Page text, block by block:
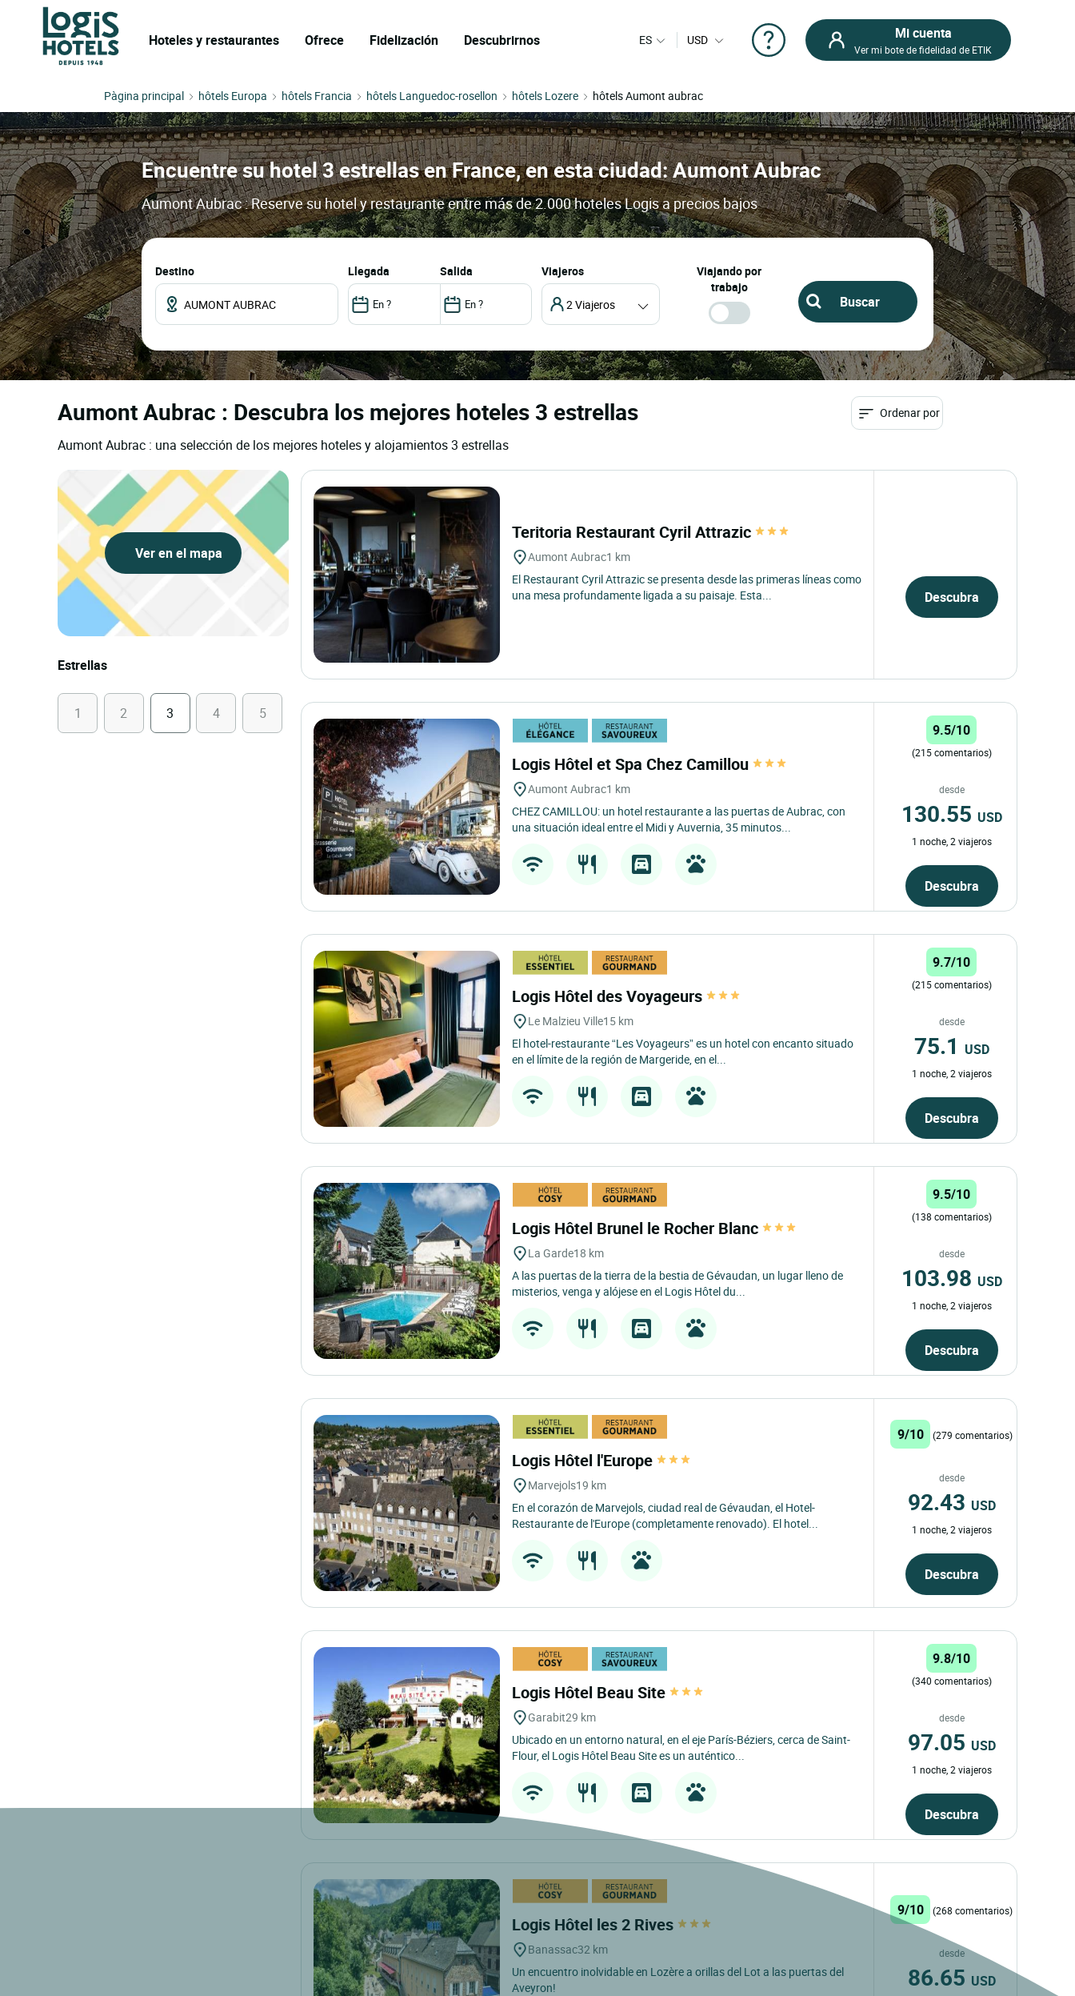
Hoteles y restaurantes Ofrece Fidelización Descubrirnos ES USD Mi cuenta
Ver mi bote de fidelidad de ETIK
Pàgina principal hôtels Europa hôtels Francia hôtels Languedoc-rosellon hôtels Lozere hôtels Aumont aubrac
Encuentre su hotel 3 estrellas en France, en esta ciudad: Aumont Aubrac
Aumont Aubrac : Reserve su hotel y restaurante entre más de 2.000 hoteles Logis a precios bajos
Destino llegada salida Viajeros
2 Viajeros
Viajando por
trabajo
Aumont Aubrac : Descubra los mejores hoteles 3 estrellas
Aumont Aubrac : una selección de los mejores hoteles y alojamientos 3 estrellas
Ordenar por
Ver en el mapa
Estrellas
1 2 3 4 5
Teritoria Restaurant Cyril Attrazic
Aumont Aubrac1 km
El Restaurant Cyril Attrazic se presenta desde las primeras líneas como
una mesa profundamente ligada a su paisaje. Esta...
Descubra
Logis Hôtel et Spa Chez Camillou
Aumont Aubrac1 km
CHEZ CAMILLOU: un hotel restaurante a las puertas de Aubrac, con
una situación ideal entre el Midi y Auvernia, 35 minutos...
9.5/10
(215 comentarios)
desde
130.55 USD
1 noche, 2 viajeros
Descubra
Logis Hôtel des Voyageurs
Le Malzieu Ville15 km
El hotel-restaurante “Les Voyageurs” es un hotel con encanto situado
en el límite de la región de Margeride, en el...
9.7/10
(215 comentarios)
desde
75.1 USD
1 noche, 2 viajeros
Descubra
Logis Hôtel Brunel le Rocher Blanc
La Garde18 km
A las puertas de la tierra de la bestia de Gévaudan, un lugar lleno de
misterios, venga y alójese en el Logis Hôtel du...
9.5/10
(138 comentarios)
desde
103.98 USD
1 noche, 2 viajeros
Descubra
Logis Hôtel l'Europe
Marvejols19 km
En el corazón de Marvejols, ciudad real de Gévaudan, el Hotel-
Restaurante de l'Europe (completamente renovado). El hotel...
9/10 (279 comentarios)
desde
92.43 USD
1 noche, 2 viajeros
Descubra
Logis Hôtel Beau Site
Garabit29 km
Ubicado en un entorno natural, en el eje París-Béziers, cerca de Saint-
Flour, el Logis Hôtel Beau Site es un auténtico...
9.8/10
(340 comentarios)
desde
97.05 USD
1 noche, 2 viajeros
Descubra
Logis Hôtel les 2 Rives
Banassac32 km
Un encuentro inolvidable en Lozère a orillas del Lot a las puertas del
Aveyron!
9/10 (268 comentarios)
desde
86.65 USD